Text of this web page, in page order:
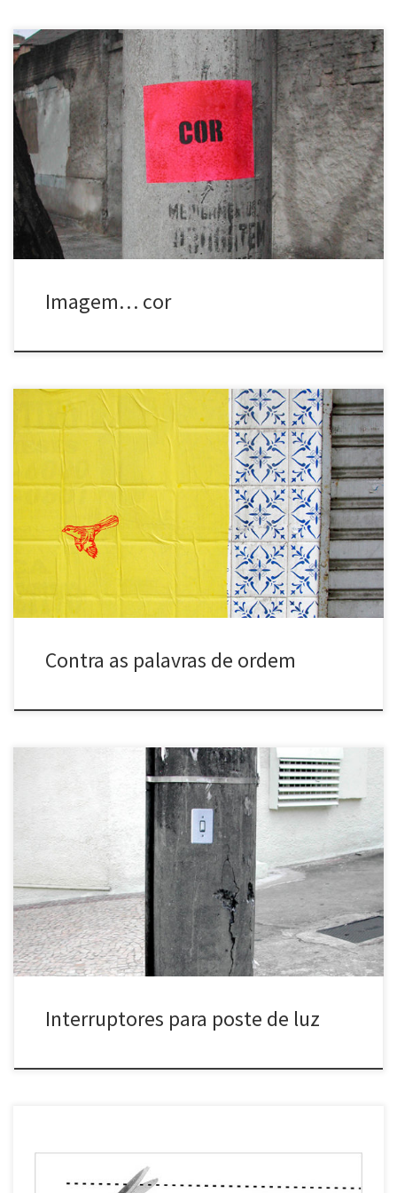
,Imagem… cor (2003 e 2004) Belo Horizonte, MG; Salvador, BA e
Recife, PE Adesivos fluorescentes afixados em locais sem cor.
,Image… color (2003 and 2004) Belo Horizonte, MG; Salvador, BA
and Recife, PE Fluorescent stickers put in places without color.
Imagem… cor
Contra as palavras de ordem (2006) Belo Horizonte, MG e Vitória,
ES Série de cartazes lambe-lambe no formato 100x70cm com
imagens de pássaros impressos em serigrafia e afixados sobre
publicidade. Against slogans and battlecries (2006) Belo
Horizonte, MG and Vitória, ES – Brasil Series of “lambe-lambe”
posters, 100x70cm, with […]
Contra as palavras de ordem
Interruptores para poste de luz (2005) Belo Horizonte, MG
Reprodução fotográfica de interruptor de luz afixada em postes
da cidade. Para difundir: >Faça download da matriz dos
interruptores.pdf (clique com o botão direito, salve o pdf no seu
computador. depois é só imprimir, xerocar e instalar nos postes
públicos) […]
Interruptores para poste de luz
Arranque a etiqueta da sua roupa (desde 2004) Diversas cidades